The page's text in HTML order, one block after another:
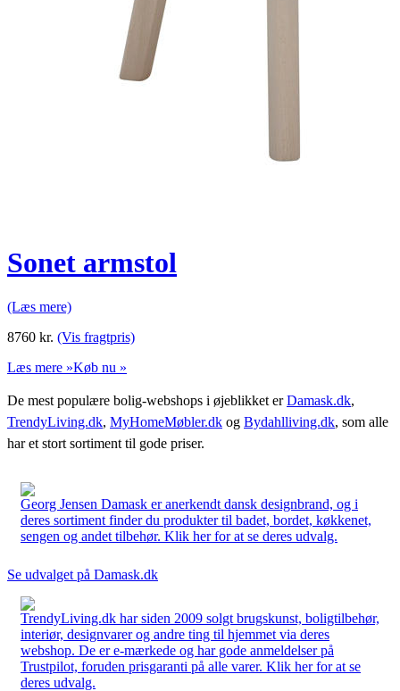
Sonet armstol
(Læs mere)
8760 kr. (Vis fragtpris)
Læs mere »Køb nu »
De mest populære bolig-webshops i øjeblikket erDamask.dk,
TrendyLiving.dk, MyHomeMøbler.dk og Bydahlliving.dk, som alle
har et stort sortiment til gode priser.
Georg Jensen Damask er anerkendt dansk designbrand, og i
deres sortiment finder du produkter til badet, bordet, køkkenet,
sengen og andet tilbehør. Klik her for at se deres udvalg.
Se udvalget på Damask.dk
TrendyLiving.dk har siden 2009 solgt brugskunst, boligtilbehør,
interiør, designvarer og andre ting til hjemmet via deres
webshop. De er e-mærkede og har gode anmeldelser på
Trustpilot, foruden prisgaranti på alle varer. Klik her for at se
deres udvalg.